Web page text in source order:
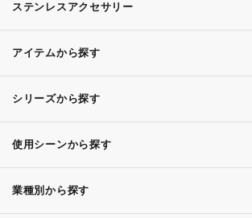
ステンレスアクセサリー
アイテムから探す
シリーズから探す
使用シーンから探す
業種別から探す